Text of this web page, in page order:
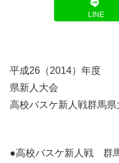
LINE
平成26（2014）年度
県新人大会
高校バスケ新人戦群馬
●高校バスケ新人戦 群